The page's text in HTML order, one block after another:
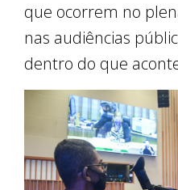
que ocorrem no
nas audiências
dentro do que